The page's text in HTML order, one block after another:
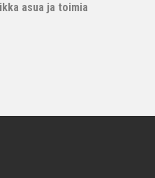
asua ja toimia